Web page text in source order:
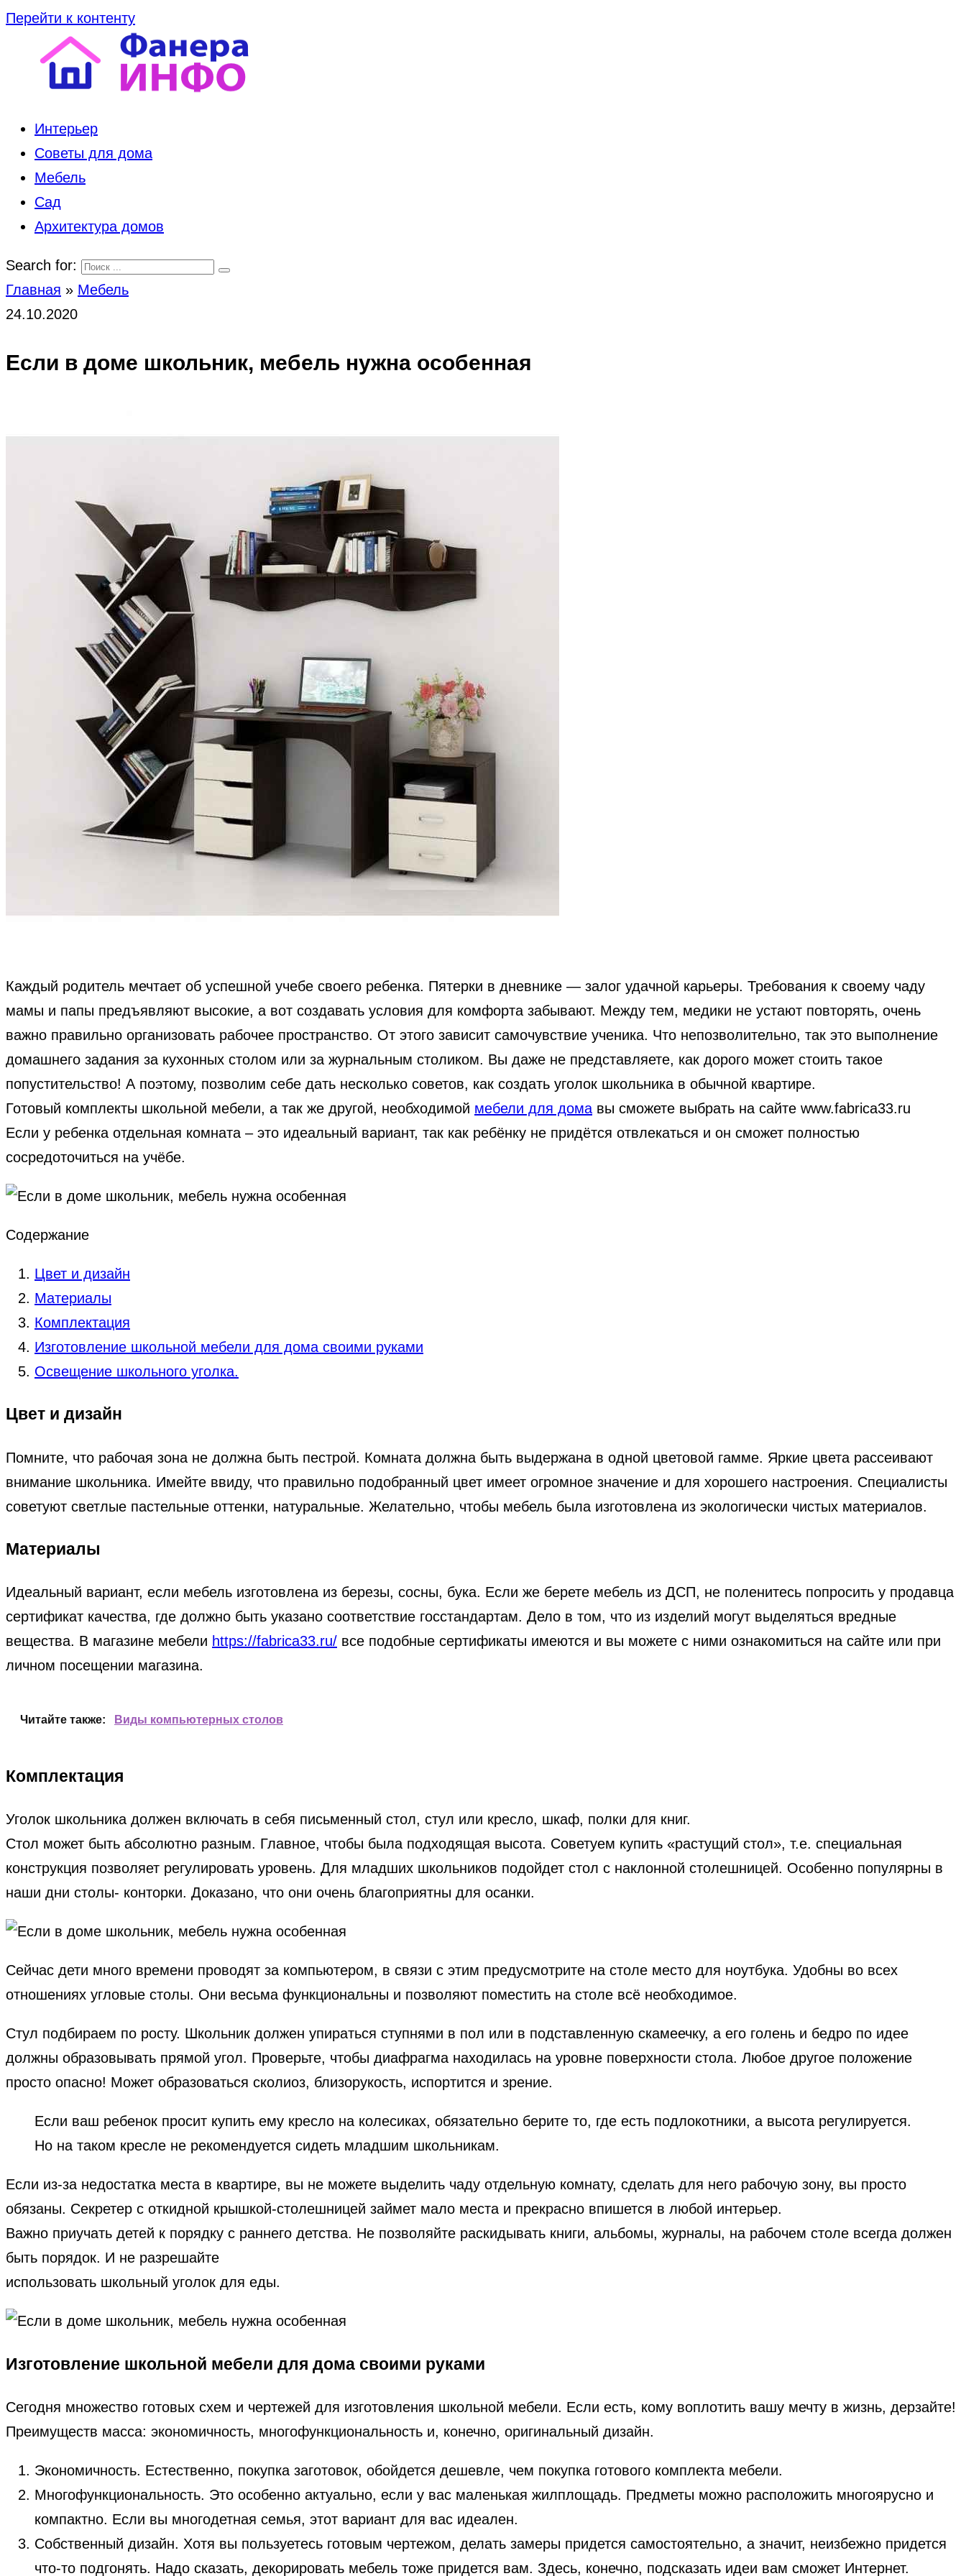
Перейти к контенту
Интерьер
Советы для дома
Мебель
Сад
Архитектура домов
Search for:
Главная » Мебель
24.10.2020
Если в доме школьник, мебель нужна особенная
Каждый родитель мечтает об успешной учебе своего ребенка. Пятерки в дневнике — залог удачной карьеры. Требования к своему чаду
мамы и папы предъявляют высокие, а вот создавать условия для комфорта забывают. Между тем, медики не устают повторять, очень
важно правильно организовать рабочее пространство. От этого зависит самочувствие ученика. Что непозволительно, так это выполнение
домашнего задания за кухонных столом или за журнальным столиком. Вы даже не представляете, как дорого может стоить такое
попустительство! А поэтому, позволим себе дать несколько советов, как создать уголок школьника в обычной квартире.
Готовый комплекты школьной мебели, а так же другой, необходимой мебели для дома вы сможете выбрать на сайте www.fabrica33.ru
Если у ребенка отдельная комната – это идеальный вариант, так как ребёнку не придётся отвлекаться и он сможет полностью
сосредоточиться на учёбе.
Содержание
Цвет и дизайн
Материалы
Комплектация
Изготовление школьной мебели для дома своими руками
Освещение школьного уголка.
Цвет и дизайн
Помните, что рабочая зона не должна быть пестрой. Комната должна быть выдержана в одной цветовой гамме. Яркие цвета рассеивают
внимание школьника. Имейте ввиду, что правильно подобранный цвет имеет огромное значение и для хорошего настроения. Специалисты
советуют светлые пастельные оттенки, натуральные. Желательно, чтобы мебель была изготовлена из экологически чистых материалов.
Материалы
Идеальный вариант, если мебель изготовлена из березы, сосны, бука. Если же берете мебель из ДСП, не поленитесь попросить у продавца
сертификат качества, где должно быть указано соответствие госстандартам. Дело в том, что из изделий могут выделяться вредные
вещества. В магазине мебели https://fabrica33.ru/ все подобные сертификаты имеются и вы можете с ними ознакомиться на сайте или при
личном посещении магазина.
Читайте также: Виды компьютерных столов
Комплектация
Уголок школьника должен включать в себя письменный стол, стул или кресло, шкаф, полки для книг.
Стол может быть абсолютно разным. Главное, чтобы была подходящая высота. Советуем купить «растущий стол», т.е. специальная
конструкция позволяет регулировать уровень. Для младших школьников подойдет стол с наклонной столешницей. Особенно популярны в
наши дни столы- конторки. Доказано, что они очень благоприятны для осанки.
Сейчас дети много времени проводят за компьютером, в связи с этим предусмотрите на столе место для ноутбука. Удобны во всех
отношениях угловые столы. Они весьма функциональны и позволяют поместить на столе всё необходимое.
Стул подбираем по росту. Школьник должен упираться ступнями в пол или в подставленную скамеечку, а его голень и бедро по идее
должны образовывать прямой угол. Проверьте, чтобы диафрагма находилась на уровне поверхности стола. Любое другое положение
просто опасно! Может образоваться сколиоз, близорукость, испортится и зрение.
Если ваш ребенок просит купить ему кресло на колесиках, обязательно берите то, где есть подлокотники, а высота регулируется.
Но на таком кресле не рекомендуется сидеть младшим школьникам.
Если из-за недостатка места в квартире, вы не можете выделить чаду отдельную комнату, сделать для него рабочую зону, вы просто
обязаны. Секретер с откидной крышкой-столешницей займет мало места и прекрасно впишется в любой интерьер.
Важно приучать детей к порядку с раннего детства. Не позволяйте раскидывать книги, альбомы, журналы, на рабочем столе всегда должен
быть порядок. И не разрешайте
использовать школьный уголок для еды.
Изготовление школьной мебели для дома своими руками
Сегодня множество готовых схем и чертежей для изготовления школьной мебели. Если есть, кому воплотить вашу мечту в жизнь, дерзайте!
Преимуществ масса: экономичность, многофункциональность и, конечно, оригинальный дизайн.
Экономичность. Естественно, покупка заготовок, обойдется дешевле, чем покупка готового комплекта мебели.
Многофункциональность. Это особенно актуально, если у вас маленькая жилплощадь. Предметы можно расположить многоярусно и
компактно. Если вы многодетная семья, этот вариант для вас идеален.
Собственный дизайн. Хотя вы пользуетесь готовым чертежом, делать замеры придется самостоятельно, а значит, неизбежно придется
что-то подгонять. Надо сказать, декорировать мебель тоже придется вам. Здесь, конечно, подсказать идеи вам сможет Интернет.